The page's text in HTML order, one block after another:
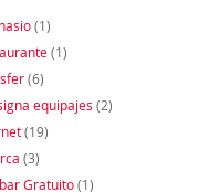
(1)
(1)
(6)
equipajes (2)
(19)
(3)
Gratuito(1)